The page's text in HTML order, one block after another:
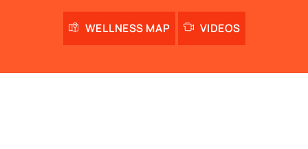
WELLNESS MAP VIDEOS